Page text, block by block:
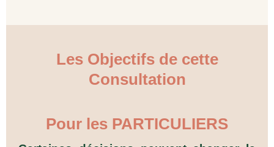
Les Objectifs de cette
Consultation
Pour les PARTICULIERS